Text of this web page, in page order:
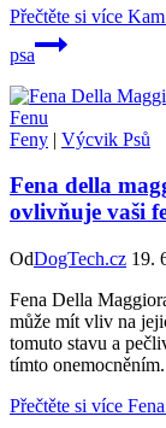
Přečtěte si více
psa
Feny | Výcvik Psů
Fena della
ovlivňuje vaši
OdDogTech.cz 19.
Fena Della
může mít vliv na
tomuto stavu a
tímto onemocněním.
Přečtěte si více